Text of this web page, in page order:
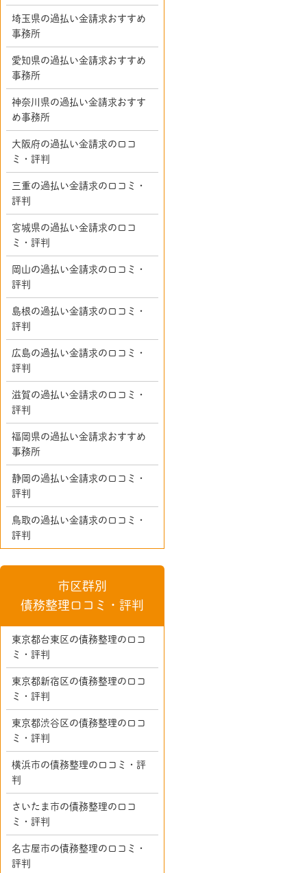
埼玉県の過払い金請求おすすめ
事務所
愛知県の過払い金請求おすすめ
事務所
神奈川県の過払い金請求おすす
め事務所
大阪府の過払い金請求の口コ
ミ・評判
三重の過払い金請求の口コミ・
評判
宮城県の過払い金請求の口コ
ミ・評判
岡山の過払い金請求の口コミ・
評判
島根の過払い金請求の口コミ・
評判
広島の過払い金請求の口コミ・
評判
滋賀の過払い金請求の口コミ・
評判
福岡県の過払い金請求おすすめ
事務所
静岡の過払い金請求の口コミ・
評判
鳥取の過払い金請求の口コミ・
評判
市区群別
債務整理口コミ・評判
東京都台東区の債務整理の口コ
ミ・評判
東京都新宿区の債務整理の口コ
ミ・評判
東京都渋谷区の債務整理の口コ
ミ・評判
横浜市の債務整理の口コミ・評
判
さいたま市の債務整理の口コ
ミ・評判
名古屋市の債務整理の口コミ・
評判